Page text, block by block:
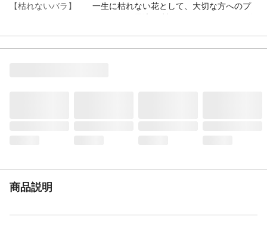
【枯れないバラ】
一生に枯れない花として、大切な方へのプ
商品説明